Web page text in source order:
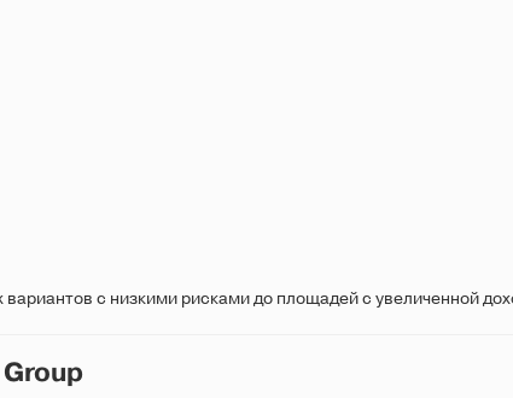
с низкими рисками до площадей с увеличенной